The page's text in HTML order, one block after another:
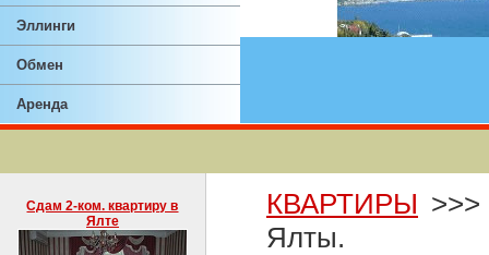
Эллинги
Обмен
Аренда
Сдам 2-ком. квартиру в
Ялте
КВАРТИРЫ >>>
Ялты.